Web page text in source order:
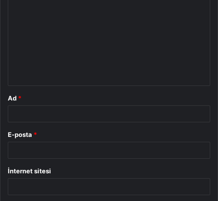
Ad *
E-posta *
İnternet sitesi